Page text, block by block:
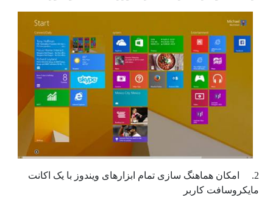
2. امکان هماهنگ سازی تمام ابزارهای ویندوز با یک اکانت
مایکروسافت کاربر